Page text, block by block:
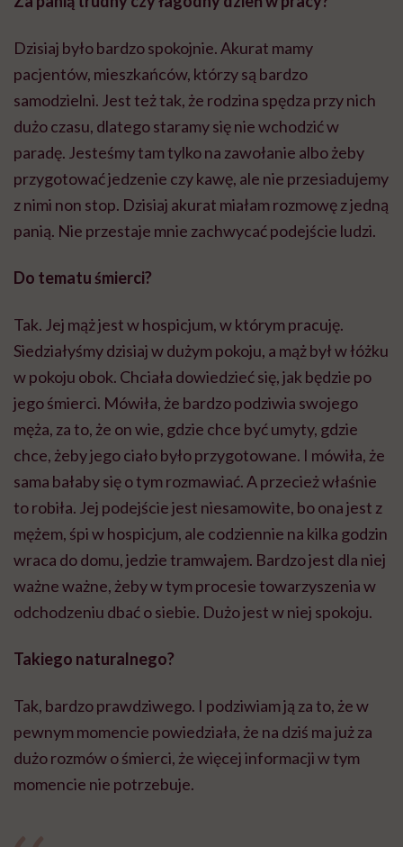
Dzisiaj było bardzo spokojnie. Akurat mamy
pacjentów, mieszkańców, którzy są bardzo
samodzielni. Jest też tak, że rodzina spędza przy nich
dużo czasu, dlatego staramy się nie wchodzić w
paradę. Jesteśmy tam tylko na zawołanie albo żeby
przygotować jedzenie czy kawę, ale nie przesiadujemy
z nimi non stop. Dzisiaj akurat miałam rozmowę z jedną
panią. Nie przestaje mnie zachwycać podejście ludzi.
Do tematu śmierci?
Tak. Jej mąż jest w hospicjum, w którym pracuję.
Siedziałyśmy dzisiaj w dużym pokoju, a mąż był w łóżku
w pokoju obok. Chciała dowiedzieć się, jak będzie po
jego śmierci. Mówiła, że bardzo podziwia swojego
męża, za to, że on wie, gdzie chce być umyty, gdzie
chce, żeby jego ciało było przygotowane. I mówiła, że
sama bałaby się o tym rozmawiać. A przecież właśnie
to robiła. Jej podejście jest niesamowite, bo ona jest z
mężem, śpi w hospicjum, ale codziennie na kilka godzin
wraca do domu, jedzie tramwajem. Bardzo jest dla niej
ważne ważne, żeby w tym procesie towarzyszenia w
odchodzeniu dbać o siebie. Dużo jest w niej spokoju.
Takiego naturalnego?
Tak, bardzo prawdziwego. I podziwiam ją za to, że w
pewnym momencie powiedziała, że na dziś ma już za
dużo rozmów o śmierci, że więcej informacji w tym
momencie nie potrzebuje.